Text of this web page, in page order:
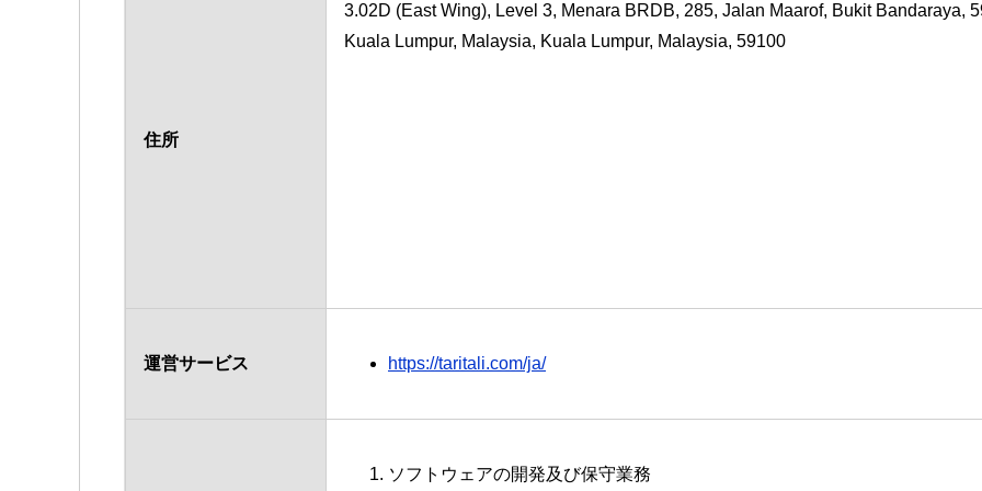
住所
3.02D (East Wing), Level 3, Menara BRDB, 285, Jalan Maarof, Bukit Bandaraya,
Kuala Lumpur, Malaysia, Kuala Lumpur, Malaysia, 59100
運営サービス https://taritali.com/ja/
ソフトウェアの開発及び保守業務